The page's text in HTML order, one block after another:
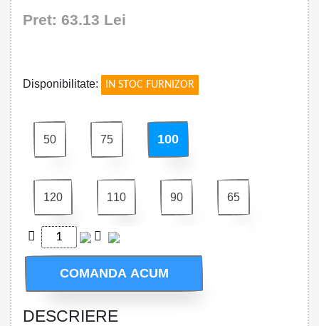
Pret: 63.13 Lei
Disponibilitate: IN STOC FURNIZOR
50 75 100
120 110 90 65
COMANDA ACUM
DESCRIERE